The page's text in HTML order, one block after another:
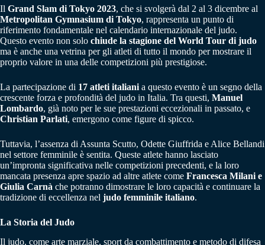
Il Grand Slam di Tokyo 2023, che si svolgerà dal 2 al 3 dicembre al
Metropolitan Gymnasium di Tokyo, rappresenta un punto di
riferimento fondamentale nel calendario internazionale del judo.
Questo evento non solo chiude la stagione del World Tour di judo
ma è anche una vetrina per gli atleti di tutto il mondo per mostrare il
proprio valore in una delle competizioni più prestigiose.
La partecipazione di 17 atleti italiani a questo evento è un segno della
crescente forza e profondità del judo in Italia. Tra questi, Manuel
Lombardo, già noto per le sue prestazioni eccezionali in passato, e
Christian Parlati, emergono come figure di spicco.
Tuttavia, l’assenza di Assunta Scutto, Odette Giuffrida e Alice Bellandi
nel settore femminile è sentita. Queste atlete hanno lasciato
un’impronta significativa nelle competizioni precedenti, e la loro
mancata presenza apre spazio ad altre atlete come Francesca Milani e
Giulia Carnà che potranno dimostrare le loro capacità e continuare la
tradizione di eccellenza nel judo femminile italiano.
La Storia del Judo
Il judo, come arte marziale, sport da combattimento e metodo di difesa